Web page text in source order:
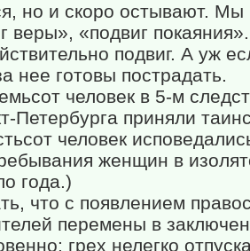
но и скоро остывают. Мы
веры», «подвиг
подвиг. А уж
нее готовы пострадать.
человек в 5-м
Петербурга приняли
человек
женщин в
года.)
что с появлением
перемены в
грех нелегко